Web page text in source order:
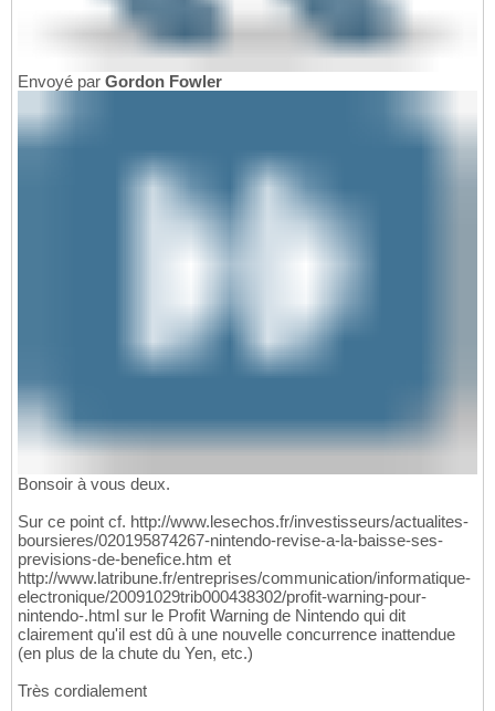
Envoyé par Gordon Fowler
Bonsoir à vous deux.
Sur ce point cf. http://www.lesechos.fr/investisseurs/actualites-
boursieres/020195874267-nintendo-revise-a-la-baisse-ses-
previsions-de-benefice.htm et
http://www.latribune.fr/entreprises/communication/informatique-
electronique/20091029trib000438302/profit-warning-pour-
nintendo-.html sur le Profit Warning de Nintendo qui dit
clairement qu'il est dû à une nouvelle concurrence inattendue
(en plus de la chute du Yen, etc.)
Très cordialement